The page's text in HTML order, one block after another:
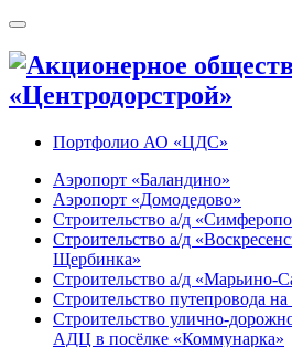
Портфолио АО «ЦДС»
Аэропорт «Баландино»
Аэропорт «Домодедово»
Строительство а/д
Строительство а/д
Щербинка»
Строительство а/д «Марьино-
Строительство путепровода
Строительство улично-
АДЦ в посёлке «Коммунарка»